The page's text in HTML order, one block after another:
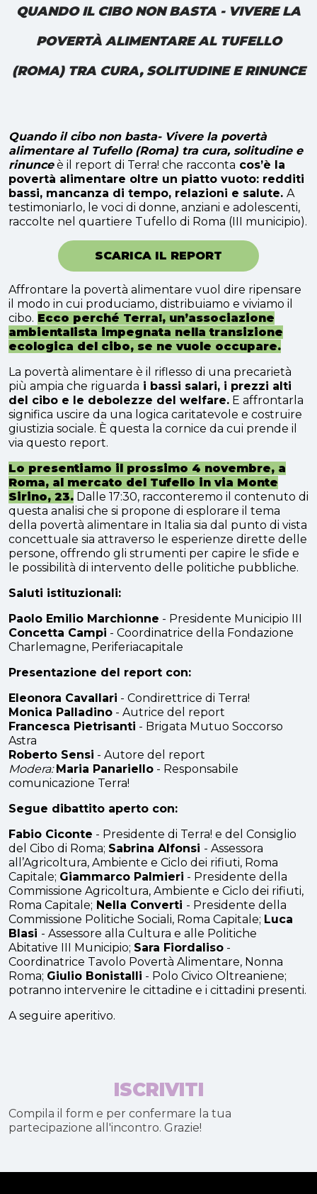
QUANDO IL CIBO NON BASTA - VIVERE LA
POVERTÀ ALIMENTARE AL TUFELLO
(ROMA) TRA CURA, SOLITUDINE E RINUNCE
Quando il cibo non basta- Vivere la povertà
alimentare al Tufello (Roma) tra cura, solitudine e
rinunceè il report di Terra! che racconta cos’è la
povertà alimentare oltre un piatto vuoto: redditi
bassi, mancanza di tempo, relazioni e salute. A
testimoniarlo, le voci di donne, anziani e adolescenti,
raccolte nel quartiere Tufello di Roma (III municipio).
SCARICA IL REPORT
Affrontare la povertà alimentare vuol dire ripensare
il modo in cui produciamo, distribuiamo e viviamo il
cibo. Ecco perché Terra!, un’associazione
ambientalista impegnata nella transizione
ecologica del cibo, se ne vuole occupare.
La povertà alimentare è il riflesso di una precarietà
più ampia che riguarda i bassi salari, i prezzi alti
del cibo e le debolezze del welfare. E affrontarla
significa uscire da una logica caritatevole e costruire
giustizia sociale. È questa la cornice da cui prende il
via questo report.
Lo presentiamo il prossimo 4 novembre, a
Roma, al mercato del Tufello in via Monte
Sirino, 23. Dalle 17:30, racconteremo il contenuto di
questa analisi che si propone di esplorare il tema
della povertà alimentare in Italia sia dal punto di vista
concettuale sia attraverso le esperienze dirette delle
persone, offrendo gli strumenti per capire le sfide e
le possibilità di intervento delle politiche pubbliche.
Saluti istituzionali:
Paolo Emilio Marchionne - Presidente Municipio III
Concetta Campi - Coordinatrice della Fondazione
Charlemagne, Periferiacapitale
Presentazione del report con:
Eleonora Cavallari - Condirettrice di Terra!
Monica Palladino - Autrice del report
Francesca Pietrisanti - Brigata Mutuo Soccorso
Astra
Roberto Sensi - Autore del report
Modera: Maria Panariello - Responsabile
comunicazione Terra!
Segue dibattito aperto con:
Fabio Ciconte - Presidente di Terra! e del Consiglio
del Cibo di Roma; Sabrina Alfonsi - Assessora
all’Agricoltura, Ambiente e Ciclo dei rifiuti, Roma
Capitale; Giammarco Palmieri - Presidente della
Commissione Agricoltura, Ambiente e Ciclo dei rifiuti,
Roma Capitale; Nella Converti - Presidente della
Commissione Politiche Sociali, Roma Capitale; Luca
Blasi - Assessore alla Cultura e alle Politiche
Abitative III Municipio; Sara Fiordaliso -
Coordinatrice Tavolo Povertà Alimentare, Nonna
Roma; Giulio Bonistalli - Polo Civico Oltreaniene;
potranno intervenire le cittadine e i cittadini presenti.
A seguire aperitivo.
ISCRIVITI
Compila il form e per confermare la tua
partecipazione all'incontro. Grazie!